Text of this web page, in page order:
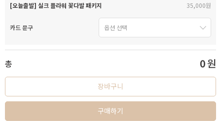
[오늘출발] 실크 플라워 꽃다발 패키지 35,000원
카드 문구
총 0원
장바구니
구매하기